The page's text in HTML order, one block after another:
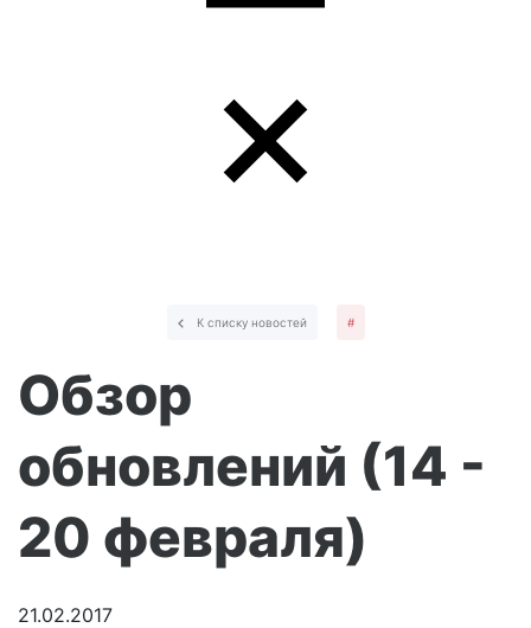
К списку новостей #
Обзор
обновлений (14 -
20 февраля)
21.02.2017